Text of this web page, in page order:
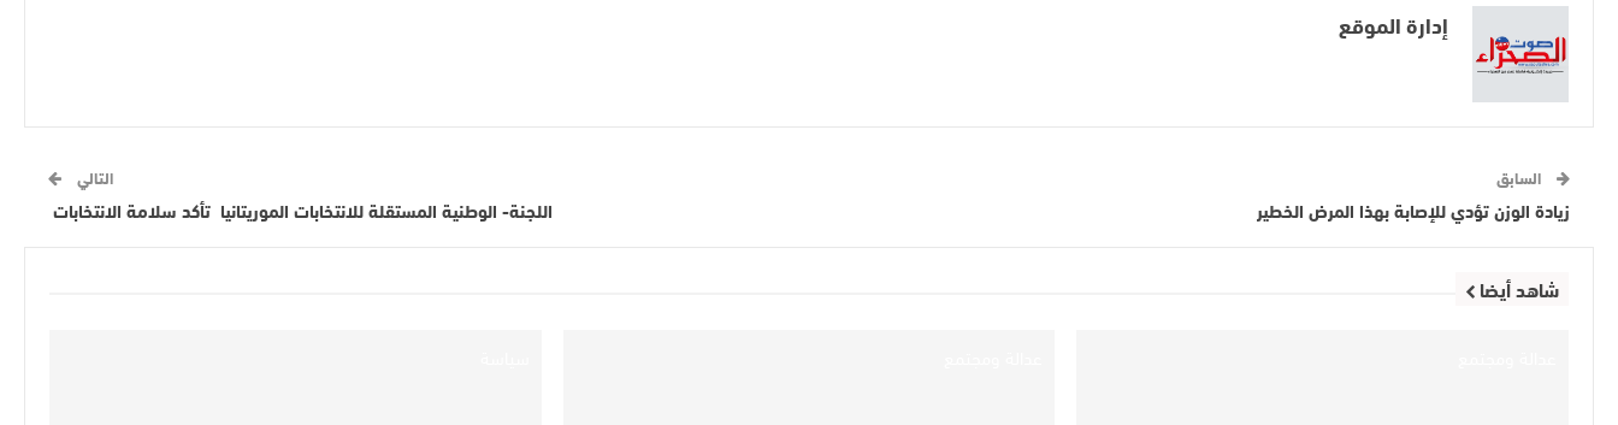
إدارة الموقع
السابق
زيادة الوزن تؤدي للإصابة بهذا المرض الخطير
التالي
اللجنة- الوطنية المستقلة للانتخابات الموريتانيا تأكد سلامة الانتخابات
شاهد أيضا